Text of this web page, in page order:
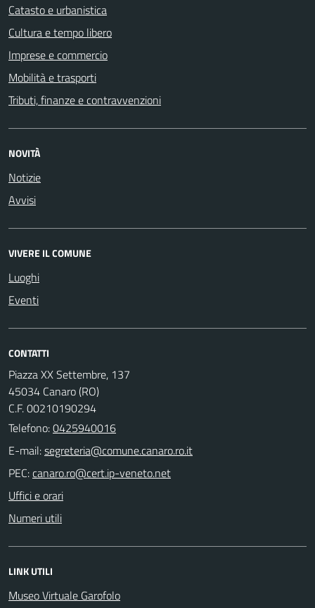
Catasto e urbanistica
Cultura e tempo libero
Imprese e commercio
Mobilità e trasporti
Tributi, finanze e contravvenzioni
NOVITÀ
Notizie
Avvisi
VIVERE IL COMUNE
Luoghi
Eventi
CONTATTI
Piazza XX Settembre, 137
45034 Canaro (RO)
C.F. 00210190294
Telefono:0425940016
E-mail:
PEC:
Uffici e orari
Numeri utili
LINK UTILI
Museo Virtuale Garofolo